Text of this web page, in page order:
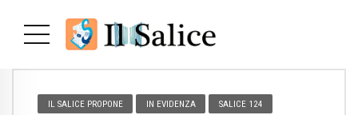
IL SALICE PROPONE IN EVIDENZA SALICE 124